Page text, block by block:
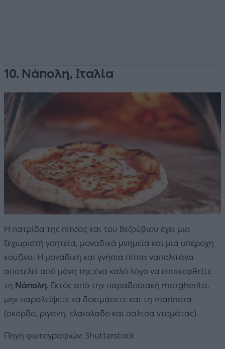
10. Νάπολη, Ιταλία
Η πατρίδα της πίτσας και του Βεζούβιου έχει μια
ξεχωριστή γοητεία, μοναδικά μνημεία και μια υπέροχη
κουζίνα. Η μοναδική και γνήσια πίτσα ναπολιτάνα
αποτελεί από μόνη της ένα καλό λόγο να επισκεφθείτε
τη Νάπολη. Εκτός από την παραδοσιακή margherita,
μην παραλείψετε να δοκιμάσετε και τη marinara
(σκόρδο, ρίγανη, ελαιόλαδο και σάλτσα ντομάτας).
Πηγή φωτογραφιών: Shutterstock